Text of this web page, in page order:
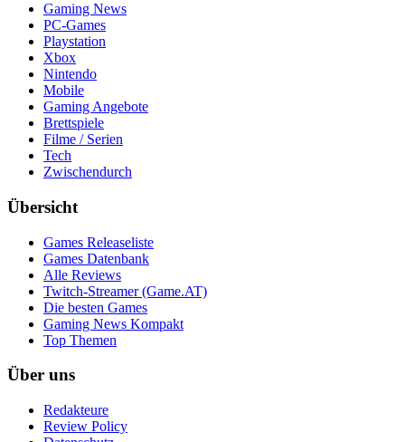
Gaming News
PC-Games
Playstation
Xbox
Nintendo
Mobile
Gaming Angebote
Brettspiele
Filme / Serien
Tech
Zwischendurch
Übersicht
Games Releaseliste
Games Datenbank
Alle Reviews
Twitch-Streamer (Game.AT)
Die besten Games
Gaming News Kompakt
Top Themen
Über uns
Redakteure
Review Policy